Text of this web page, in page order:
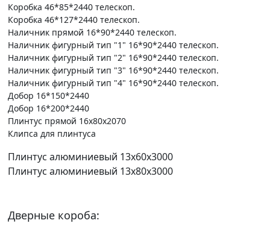
Коробка 46*85*2440 телескоп.
Коробка 46*127*2440 телескоп.
Наличник прямой 16*90*2440 телескоп.
Наличник фигурный тип "1" 16*90*2440 телескоп.
Наличник фигурный тип "2" 16*90*2440 телескоп.
Наличник фигурный тип "3" 16*90*2440 телескоп.
Наличник фигурный тип "4" 16*90*2440 телескоп.
Добор 16*150*2440
Добор 16*200*2440
Плинтус прямой 16х80х2070
Клипса для плинтуса
Плинтус алюминиевый 13х60х3000
Плинтус алюминиевый 13х80х3000
Дверные короба: